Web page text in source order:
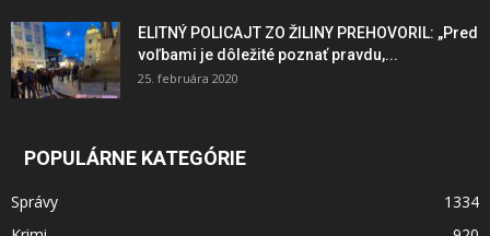
ELITNÝ POLICAJT ZO ŽILINY PREHOVORIL: „Pred
voľbami je dôležité poznať pravdu,...
25. februára 2020
POPULÁRNE KATEGÓRIE
Správy
1334